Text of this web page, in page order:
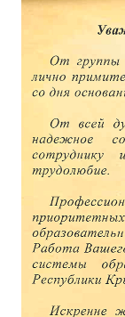
ИНСТИТУТ
В ПОМОЩЬ
Организация УВП
ГИА
Карта ГИА РК
Советуем